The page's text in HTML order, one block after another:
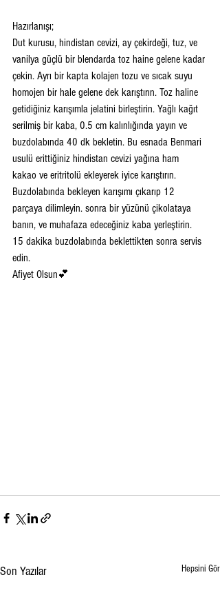
Hazırlanışı;
Dut kurusu, hindistan cevizi, ay çekirdeği, tuz, ve
vanilya güçlü bir blendarda toz haine gelene kadar
çekin. Ayrı bir kapta kolajen tozu ve sıcak suyu
homojen bir hale gelene dek karıştırın. Toz haline
getidiğiniz karışımla jelatini birleştirin. Yağlı kağıt
serilmiş bir kaba, 0.5 cm kalınlığında yayın ve
buzdolabında 40 dk bekletin. Bu esnada Benmari
usulü erittiğiniz hindistan cevizi yağına ham
kakao ve eritritolü ekleyerek iyice karıştırın.
Buzdolabında bekleyen karışımı çıkarıp 12
parçaya dilimleyin. sonra bir yüzünü çikolataya
banın, ve muhafaza edeceğiniz kaba yerleştirin.
15 dakika buzdolabında beklettikten sonra servis
edin.
Afiyet Olsun💕
Son Yazılar Hepsini Gör